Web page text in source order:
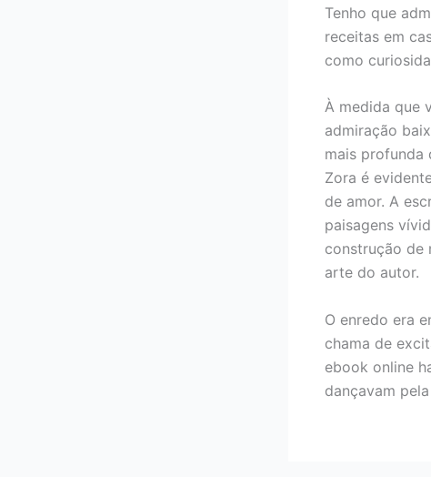
Tenho que
receitas em
como
À medida que
admiração
mais profunda
Zora é
de amor. A
paisagens
construção de
arte do autor.
O enredo era
chama de
ebook online
dançavam